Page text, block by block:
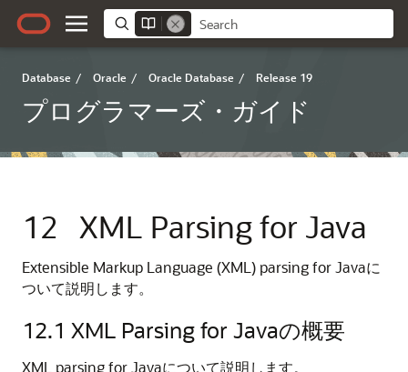
Database / Oracle / Oracle Database / Release 19
プログラマーズ・ガイド
12 XML Parsing for Java
Extensible Markup Language (XML) parsing for Javaに
ついて説明します。
12.1 XML Parsing for Javaの概要
XML parsing for Javaについて説明します。